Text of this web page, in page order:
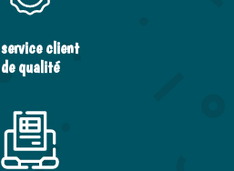
client
de qualité